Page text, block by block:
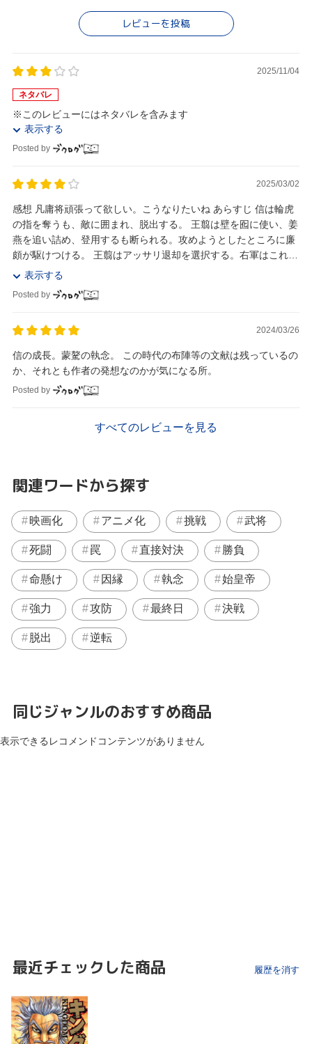
レビューを投稿
2025/11/04
ネタバレ
※このレビューにはネタバレを含みます
表示する
Posted by
2025/03/02
感想 凡庸将頑張って欲しい。こうなりたいね あらすじ 信は輪虎
の指を奪うも、敵に囲まれ、脱出する。 王翦は壁を囮に使い、姜
燕を追い詰め、登用するも断られる。攻めようとしたところに廉
頗が駆けつける。 王翦はアッサリ退却を選択する。右軍はこれで
表示する
Posted by
2024/03/26
信の成長。蒙驁の執念。 この時代の布陣等の文献は残っているの
か、それとも作者の発想なのかが気になる所。
Posted by
すべてのレビューを見る
関連ワードから探す
映画化 アニメ化 挑戦 武将
死闘 罠 直接対決 勝負
命懸け 因縁 執念 始皇帝
強力 攻防 最終日 決戦
脱出 逆転
同じジャンルのおすすめ商品
表示できるレコメンドコンテンツがありません
最近チェックした商品 履歴を消す